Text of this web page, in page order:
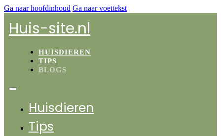
Ga naar hoofdinhoud Ga naar voettekst
Huis-site.nl
HUISDIEREN
TIPS
BLOGS
Huisdieren
Tips